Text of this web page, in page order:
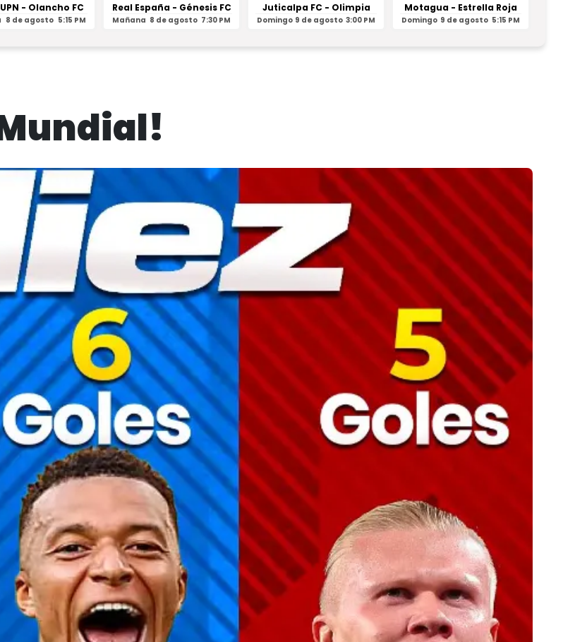
- Olancho FC
8 de agosto 5:15 PM
Real España - Génesis FC
Mañana 8 de agosto 7:30 PM
Juticalpa FC - Olimpia
Domingo 9 de agosto 3:00 PM
Motagua - Estrella Roja
Domingo 9 de agosto 5:15 PM